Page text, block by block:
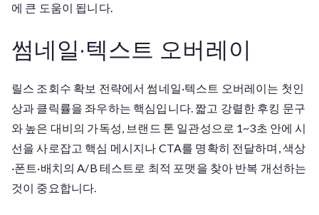
에 큰 도움이 됩니다.
썸네일·텍스트 오버레이
릴스 조회수 확보 전략에서 썸네일·텍스트 오버레이는 첫인
상과 클릭률을 좌우하는 핵심입니다. 짧고 강렬한 후킹 문구
와 높은 대비의 가독성, 브랜드 톤 일관성으로 1~3초 안에 시
선을 사로잡고 핵심 메시지나 CTA를 명확히 전달하며, 색상
·폰트·배치의 A/B 테스트로 최적 포맷을 찾아 반복 개선하는
것이 중요합니다.